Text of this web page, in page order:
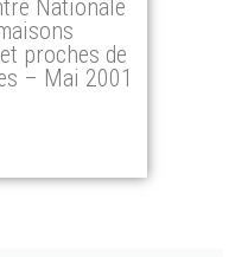
Nationale
proches de
– Mai 2001